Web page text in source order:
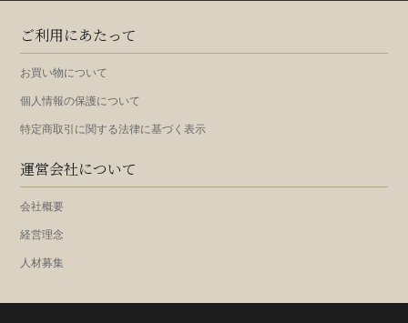
ご利用にあたって
お買い物について
個人情報の保護について
特定商取引に関する法律に基づく表示
運営会社について
会社概要
経営理念
人材募集